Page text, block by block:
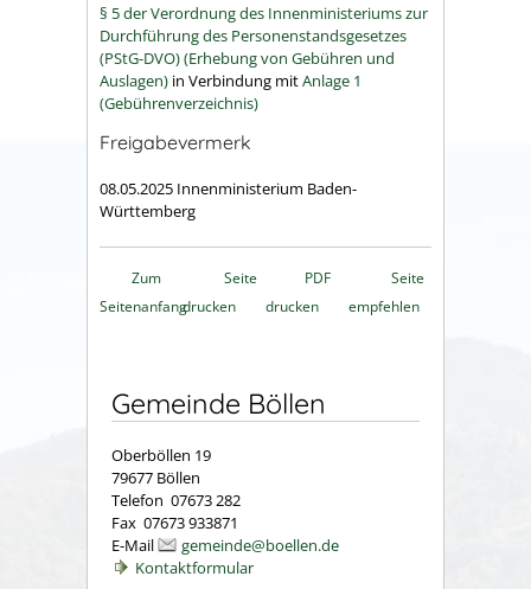
§ 5 der Verordnung des Innenministeriums zur
Durchführung des Personenstandsgesetzes
(PStG-DVO) (Erhebung von Gebühren und
Auslagen) in Verbindung mitAnlage 1
(Gebührenverzeichnis)
Freigabevermerk
08.05.2025 Innenministerium Baden-
Württemberg
Zum
Seitenanfang
Seite
drucken
PDF
drucken
Seite
empfehlen
Gemeinde Böllen
Oberböllen 19
79677 Böllen
Telefon 07673 282
Fax 07673 933871
E-Mail
gemeinde@boellen.de
Kontaktformular